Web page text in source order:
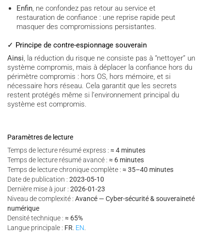
Enfin, ne confondez pas retour au service et
restauration de confiance : une reprise rapide peut
masquer des compromissions persistantes.
✓ Principe de contre-espionnage souverain
Ainsi, la réduction du risque ne consiste pas à “nettoyer” un
système compromis, mais à déplacer la confiance hors du
périmètre compromis : hors OS, hors mémoire, et si
nécessaire hors réseau. Cela garantit que les secrets
restent protégés même si l’environnement principal du
système est compromis.
Paramètres de lecture
Temps de lecture résumé express : ≈ 4 minutes
Temps de lecture résumé avancé : ≈ 6 minutes
Temps de lecture chronique complète : ≈ 35–40 minutes
Date de publication : 2023-05-10
Dernière mise à jour : 2026-01-23
Niveau de complexité : Avancé — Cyber-sécurité & souveraineté
numérique
Densité technique : ≈ 65%
Langue principale : FR. EN.